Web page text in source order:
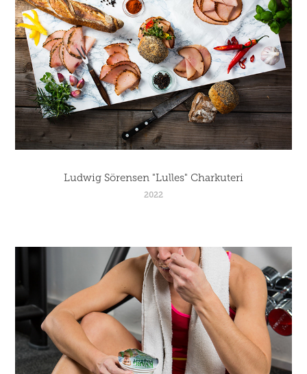
Ludwig Sörensen "Lulles" Charkuteri
2022